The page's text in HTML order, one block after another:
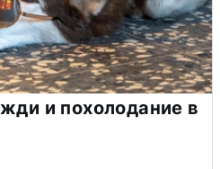
и похолодание в